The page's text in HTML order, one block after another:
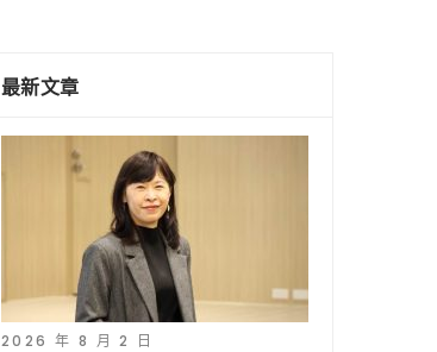
最新文章
2026 年 8 月 2 日